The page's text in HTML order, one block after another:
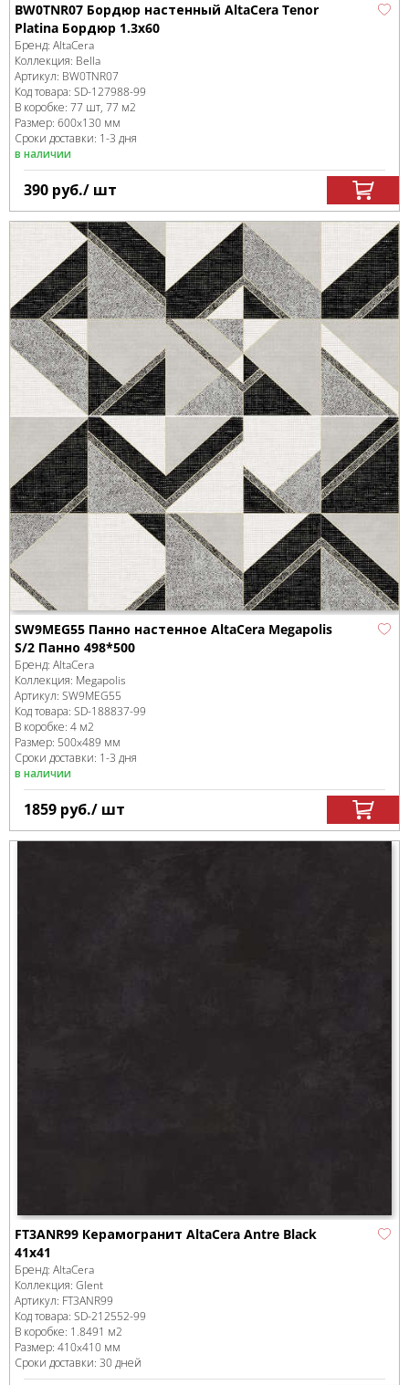
BW0TNR07 Бордюр настенный AltaCera Tenor
Platina Бордюр 1.3х60
Бренд: AltaCera
Коллекция: Bella
Артикул: BW0TNR07
Код товара: SD-127988-99
В коробке: 77 шт, 77 м2
Размер: 600x130 мм
Сроки доставки: 1-3 дня
в наличии
390 руб./ шт
SW9MEG55 Панно настенное AltaCera Megapolis
S/2 Панно 498*500
Бренд: AltaCera
Коллекция: Megapolis
Артикул: SW9MEG55
Код товара: SD-188837-99
В коробке: 4 м2
Размер: 500x489 мм
Сроки доставки: 1-3 дня
в наличии
1859 руб./ шт
FT3ANR99 Керамогранит AltaCera Antre Black
41х41
Бренд: AltaCera
Коллекция: Glent
Артикул: FT3ANR99
Код товара: SD-212552-99
В коробке: 1.8491 м2
Размер: 410x410 мм
Сроки доставки: 30 дней